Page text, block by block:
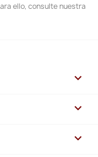
ello, consulte nuestra


